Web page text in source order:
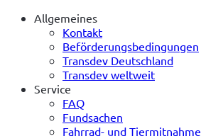
Allgemeines
Kontakt
Beförderungsbedingungen
Transdev Deutschland
Transdev weltweit
Service
FAQ
Fundsachen
Fahrrad- und Tiermitnahme